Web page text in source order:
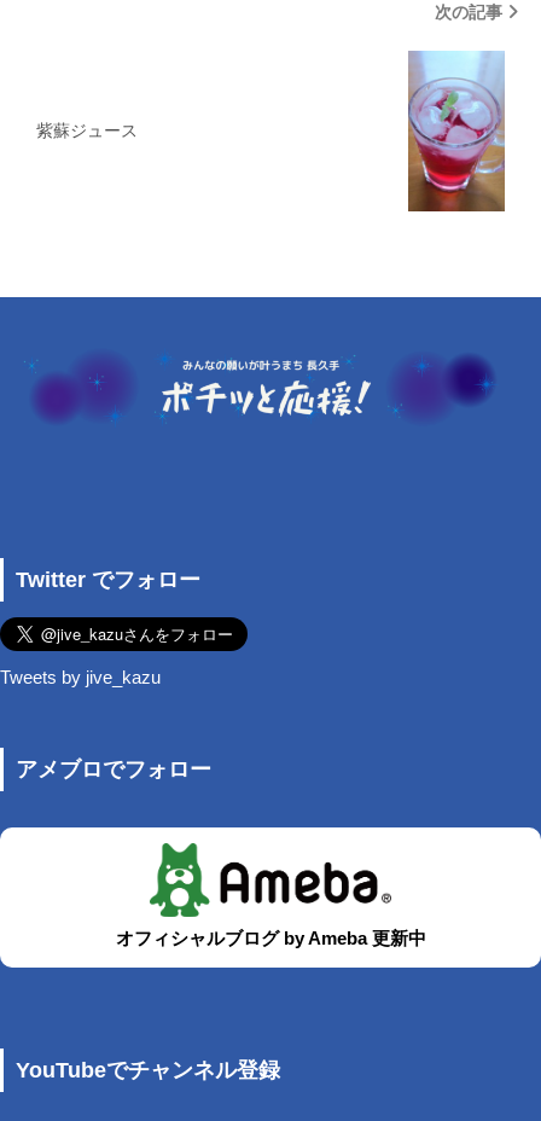
次の記事
紫蘇ジュース
Twitter でフォロー
Tweets by jive_kazu
アメブロでフォロー
オフィシャルブログ by Ameba 更新中
YouTubeでチャンネル登録